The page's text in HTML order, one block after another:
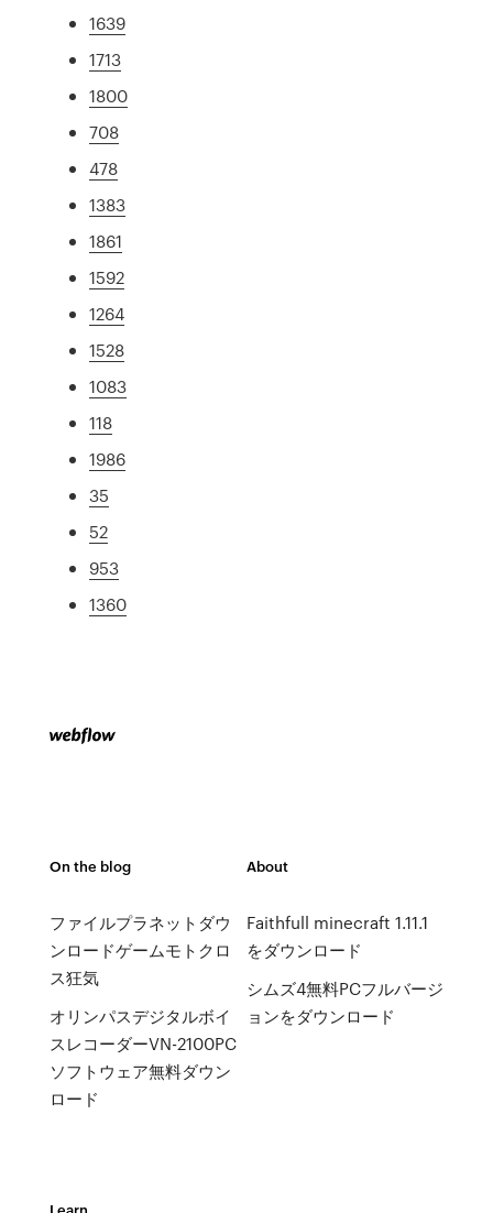
1639
1713
1800
708
478
1383
1861
1592
1264
1528
1083
118
1986
35
52
953
1360
On the blog
ファイルプラネットダウ
ンロードゲームモトクロ
ス狂気
オリンパスデジタルボイ
スレコーダーVN-2100PC
ソフトウェア無料ダウン
ロード
About
Faithfull minecraft 1.11.1
をダウンロード
シムズ4無料PCフルバージ
ョンをダウンロード
Learn